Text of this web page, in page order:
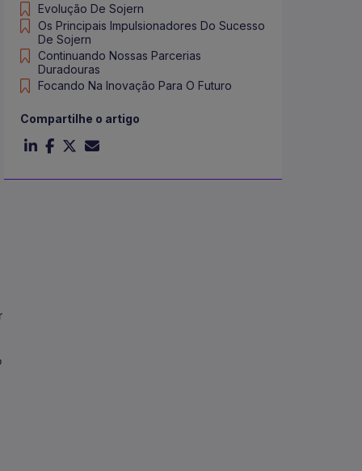
Evolução De Sojern
Os Principais Impulsionadores Do Sucesso
De Sojern
Continuando Nossas Parcerias
Duradouras
Focando Na Inovação Para O Futuro
Compartilhe o artigo